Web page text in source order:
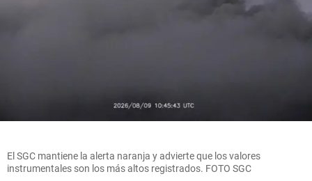
El SGC mantiene la alerta naranja y advierte que los valores
instrumentales son los más altos registrados. FOTO SGC